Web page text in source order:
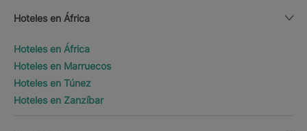
Hoteles en África
Hoteles en África
Hoteles en Marruecos
Hoteles en Túnez
Hoteles en Zanzíbar